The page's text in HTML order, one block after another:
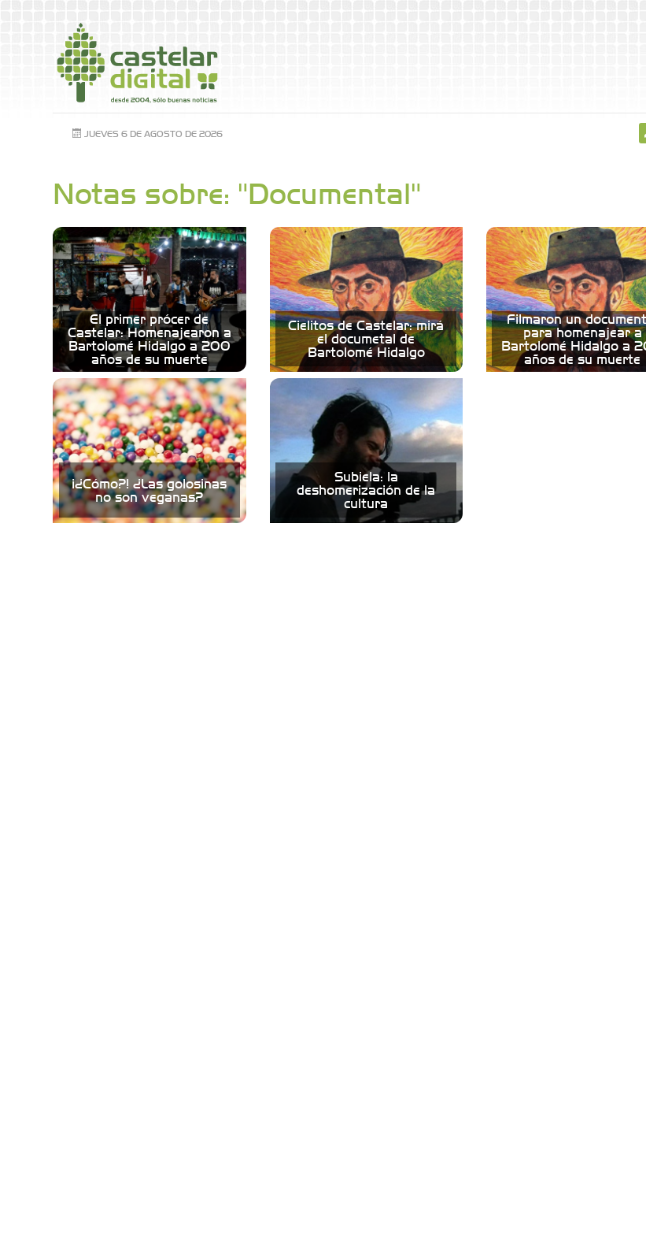
JUEVES 6 DE AGOSTO DE 2026
Notas sobre: "Documental"
El primer prócer de
Castelar: Homenajearon a
Bartolomé Hidalgo a 200
años de su muerte
Cielitos de Castelar: mirá
el documetal de
Bartolomé Hidalgo
Filmaron un
para homenajear a
Bartolomé Hidalgo a
años de su muerte
¡¿Cómo?! ¿Las golosinas
no son veganas?
Subiela: la
deshomerización de la
cultura